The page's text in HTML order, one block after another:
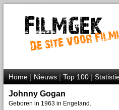
Home|Nieuws|Top 100|
Johnny Gogan
Geboren in 1963 in Engeland.